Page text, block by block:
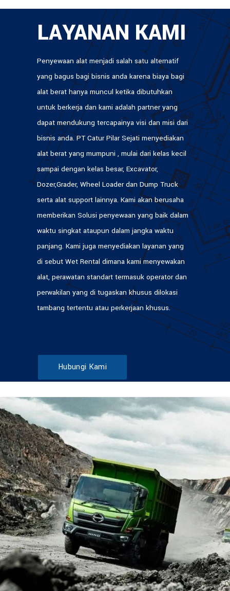
LAYANAN KAMI
Penyewaan alat menjadi salah satu alternatif
yang bagus bagi bisnis anda karena biaya bagi
alat berat hanya muncul ketika dibutuhkan
untuk berkerja dan kami adalah partner yang
dapat mendukung tercapainya visi dan misi dari
bisnis anda. PT Catur Pilar Sejati menyediakan
alat berat yang mumpuni , mulai dari kelas kecil
sampai dengan kelas besar, Excavator,
Dozer,Grader, Wheel Loader dan Dump Truck
serta alat support lainnya. Kami akan berusaha
memberikan Solusi penyewaan yang baik dalam
waktu singkat ataupun dalam jangka waktu
panjang. Kami juga menyediakan layanan yang
di sebut Wet Rental dimana kami menyewakan
alat, perawatan standart termasuk operator dan
perwakilan yang di tugaskan khusus dilokasi
tambang tertentu atau perkerjaan khusus.
Hubungi Kami
DUMP TRUCK TOOLS
HINO FM 285 JD – Euro2
Find Out More